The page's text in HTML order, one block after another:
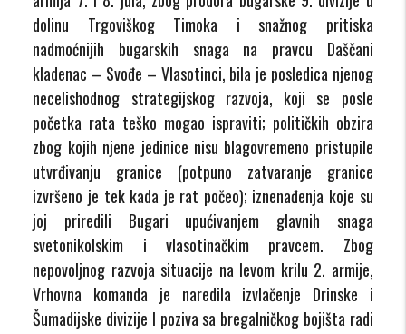
dolinu Trgoviškog Timoka i snažnog pritiska
nadmoćnijih bugarskih snaga na pravcu Daščani
kladenac – Svođe – Vlasotinci, bila je posledica njenog
necelishodnog strategijskog razvoja, koji se posle
početka rata teško mogao ispraviti; političkih obzira
zbog kojih njene jedinice nisu blagovremeno pristupile
utvrđivanju granice (potpuno zatvaranje granice
izvršeno je tek kada je rat počeo); iznenađenja koje su
joj priredili Bugari upućivanjem glavnih snaga
svetonikolskim i vlasotinačkim pravcem. Zbog
nepovoljnog razvoja situacije na levom krilu 2. armije,
Vrhovna komanda je naredila izvlačenje Drinske i
Šumadijske divizije I poziva sa bregalničkog bojišta radi